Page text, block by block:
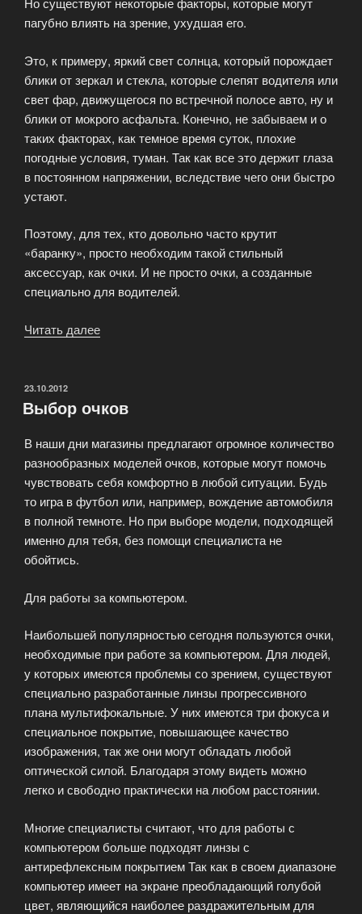
пагубно влиять на зрение, ухудшая его.
Это, к примеру, яркий свет солнца, который порождает
блики от зеркал и стекла, которые слепят водителя или
свет фар, движущегося по встречной полосе авто, ну и
блики от мокрого асфальта. Конечно, не забываем и о
таких факторах, как темное время суток, плохие
погодные условия, туман. Так как все это держит глаза
в постоянном напряжении, вследствие чего они быстро
устают.
Поэтому, для тех, кто довольно часто крутит
«баранку», просто необходим такой стильный
аксессуар, как очки. И не просто очки, а созданные
специально для водителей.
Читать далее
решение
проблем»
ОПУБЛИКОВАНО
23.10.2012
Выбор очков
В наши дни магазины предлагают огромное количество
разнообразных моделей очков, которые могут помочь
чувствовать себя комфортно в любой ситуации. Будь
то игра в футбол или, например, вождение автомобиля
в полной темноте. Но при выборе модели, подходящей
именно для тебя, без помощи специалиста не
обойтись.
Для работы за компьютером.
Наибольшей популярностью сегодня пользуются очки,
необходимые при работе за компьютером. Для людей,
у которых имеются проблемы со зрением, существуют
специально разработанные линзы прогрессивного
плана мультифокальные. У них имеются три фокуса и
специальное покрытие, повышающее качество
изображения, так же они могут обладать любой
оптической силой. Благодаря этому видеть можно
легко и свободно практически на любом расстоянии.
Многие специалисты считают, что для работы с
компьютером больше подходят линзы с
антирефлексным покрытием Так как в своем диапазоне
компьютер имеет на экране преобладающий голубой
цвет, являющийся наиболее раздражительным для